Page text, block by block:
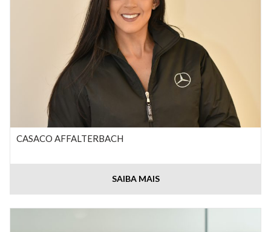
CASACO AFFALTERBACH
SAIBA MAIS